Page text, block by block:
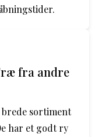
fra andre
sortiment
har et godt ry